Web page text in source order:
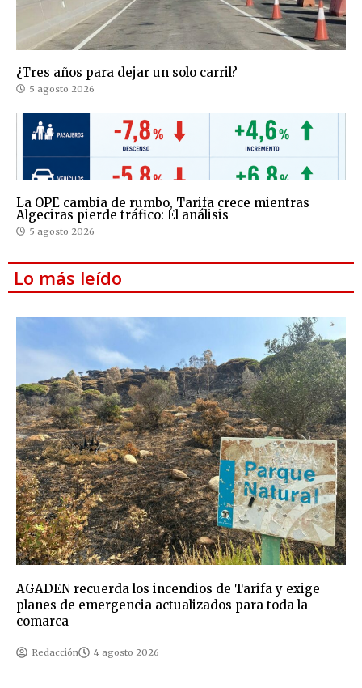
¿Tres años para dejar un solo carril?
5 agosto 2026
La OPE cambia de rumbo, Tarifa crece mientras
Algeciras pierde tráfico: El análisis
5 agosto 2026
Lo más leído
AGADEN recuerda los incendios de Tarifa y exige
planes de emergencia actualizados para toda la
comarca
Redacción 4 agosto 2026